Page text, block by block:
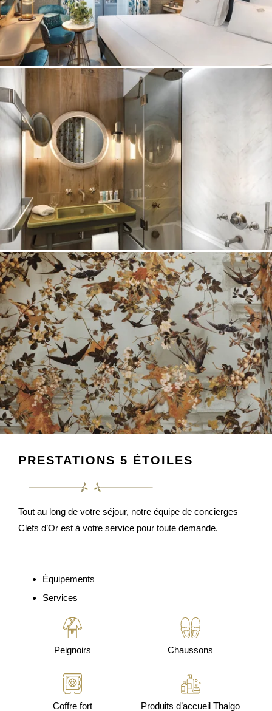
PRESTATIONS 5 ÉTOILES
Tout au long de votre séjour, notre équipe de concierges
Clefs d’Or est à votre service pour toute demande.
Équipements
Services
Peignoirs Chaussons
Coffre fort Produits d’accueil Thalgo